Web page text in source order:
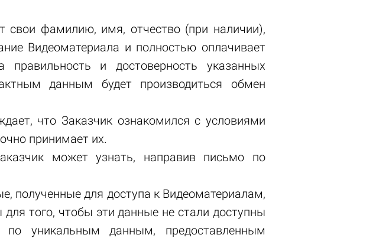
свои фамилию, имя, отчество (при наличии),
Видеоматериала и полностью оплачивает
правильность и достоверность указанных
данным будет производиться обмен
что Заказчик ознакомился с условиями
принимает их.
может узнать, направив письмо по
полученные для доступа к Видеоматериалам,
того, чтобы эти данные не стали доступны
уникальным данным, предоставленным